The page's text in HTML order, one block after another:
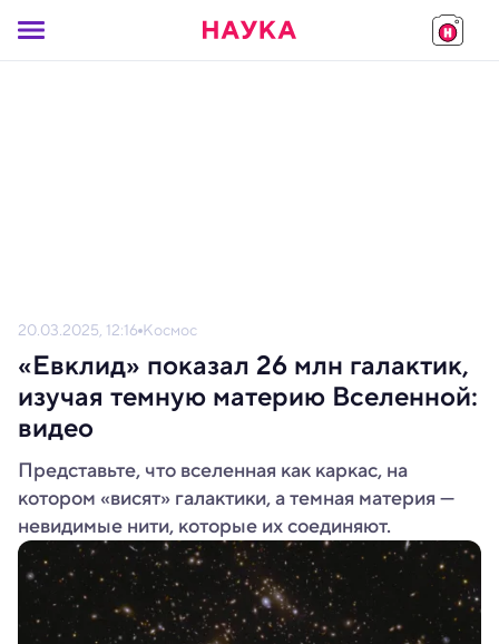
20.03.2025, 12:16 Космос
«Евклид» показал 26 млн галактик,
изучая темную материю Вселенной:
видео
Представьте, что вселенная как каркас, на
котором «висят» галактики, а темная материя —
невидимые нити, которые их соединяют.